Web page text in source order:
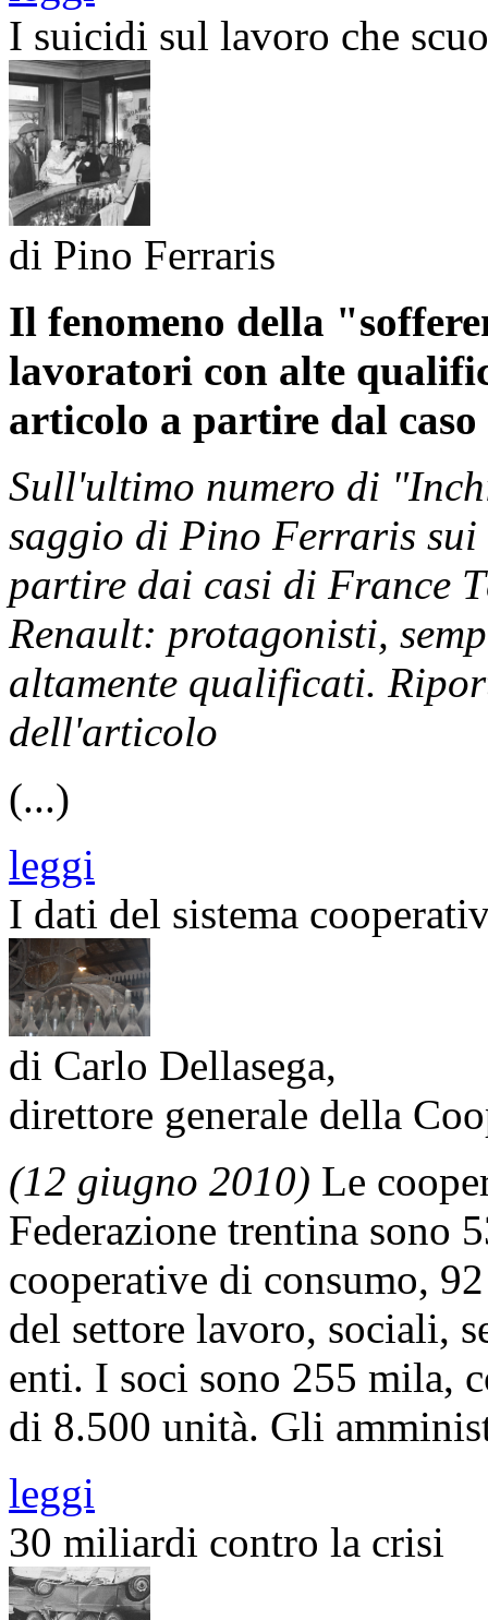
I suicidi sul lavoro che
di Pino Ferraris
Il fenomeno della
lavoratori con alte
articolo a partire dal caso
Sull'ultimo numero di
saggio di Pino Ferraris
partire dai casi di France
Renault: protagonisti,
altamente qualificati.
dell'articolo
(...)
leggi
I dati del sistema
di Carlo Dellasega,
direttore generale della
(12 giugno 2010) Le
Federazione trentina sono
cooperative di consumo,
del settore lavoro, sociali,
enti. I soci sono 255 mila,
di 8.500 unità. Gli
leggi
30 miliardi contro la crisi